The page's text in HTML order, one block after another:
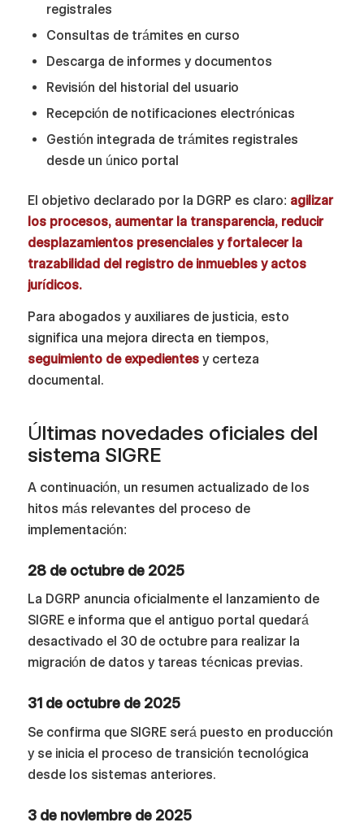
registrales
Consultas de trámites en curso
Descarga de informes y documentos
Revisión del historial del usuario
Recepción de notificaciones electrónicas
Gestión integrada de trámites registrales
desde un único portal
El objetivo declarado por la DGRP es claro: agilizar
los procesos, aumentar la transparencia, reducir
desplazamientos presenciales y fortalecer la
trazabilidad del registro de inmuebles y actos
jurídicos.
Para abogados y auxiliares de justicia, esto
significa una mejora directa en tiempos,
seguimiento de expedientesy certeza
documental.
Últimas novedades oficiales del
sistema SIGRE
A continuación, un resumen actualizado de los
hitos más relevantes del proceso de
implementación:
28 de octubre de 2025
La DGRP anuncia oficialmente el lanzamiento de
SIGRE e informa que el antiguo portal quedará
desactivado el 30 de octubre para realizar la
migración de datos y tareas técnicas previas.
31 de octubre de 2025
Se confirma que SIGRE será puesto en producción
y se inicia el proceso de transición tecnológica
desde los sistemas anteriores.
3 de noviembre de 2025